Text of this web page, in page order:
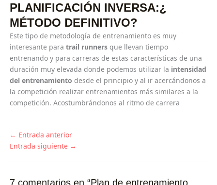
PLANIFICACIÓN INVERSA:¿
MÉTODO DEFINITIVO?
Este tipo de metodología de entrenamiento es muy
interesante para trail runners que llevan tiempo
entrenando y para carreras de estas características de una
duración muy elevada donde podemos utilizar la intensidad
del entrenamiento desde el principio y al ir acercándonos a
la competición realizar entrenamientos más similares a la
competición. Acostumbrándonos al ritmo de carrera
← Entrada anterior
Entrada siguiente →
7 comentarios en “Plan de entrenamiento